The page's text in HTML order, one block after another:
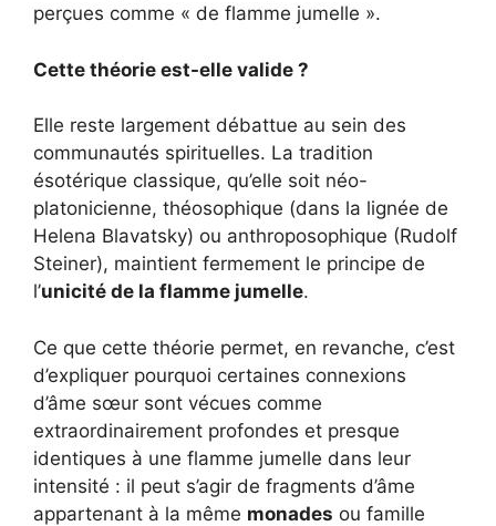
perçues comme « de flamme jumelle ».
Cette théorie est-elle valide ?
Elle reste largement débattue au sein des
communautés spirituelles. La tradition
ésotérique classique, qu’elle soit néo-
platonicienne, théosophique (dans la lignée de
Helena Blavatsky) ou anthroposophique (Rudolf
Steiner), maintient fermement le principe de
l’unicité de la flamme jumelle.
Ce que cette théorie permet, en revanche, c’est
d’expliquer pourquoi certaines connexions
d’âme sœur sont vécues comme
extraordinairement profondes et presque
identiques à une flamme jumelle dans leur
intensité : il peut s’agir de fragments d’âme
appartenant à la même monades ou famille